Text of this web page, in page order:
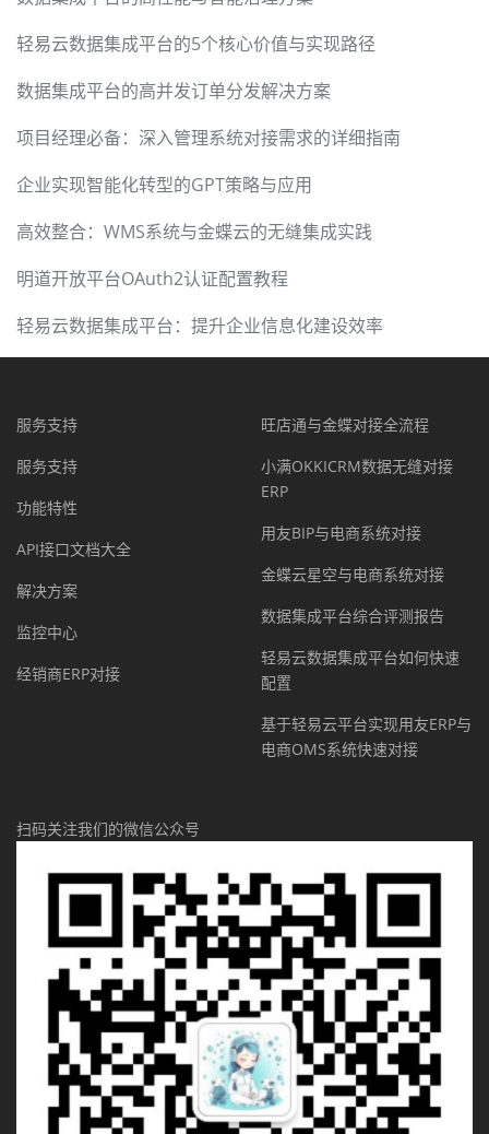
轻易云数据集成平台的5个核心价值与实现路径
数据集成平台的高并发订单分发解决方案
项目经理必备：深入管理系统对接需求的详细指南
企业实现智能化转型的GPT策略与应用
高效整合：WMS系统与金蝶云的无缝集成实践
明道开放平台OAuth2认证配置教程
轻易云数据集成平台：提升企业信息化建设效率
服务支持
服务支持
功能特性
API接口文档大全
解决方案
监控中心
经销商ERP对接
旺店通与金蝶对接全流程
小满OKKICRM数据无缝对接
ERP
用友BIP与电商系统对接
金蝶云星空与电商系统对接
数据集成平台综合评测报告
轻易云数据集成平台如何快速
配置
基于轻易云平台实现用友ERP与
电商OMS系统快速对接
扫码关注我们的微信公众号